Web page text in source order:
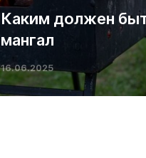
Каким должен
мангал
16.06.2025